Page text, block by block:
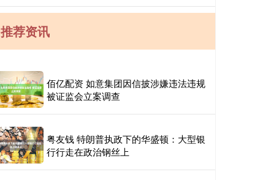
推荐资讯
佰亿配资 如意集团因信披涉嫌违法违规
被证监会立案调查
粤友钱 特朗普执政下的华盛顿：大型银
行行走在政治钢丝上